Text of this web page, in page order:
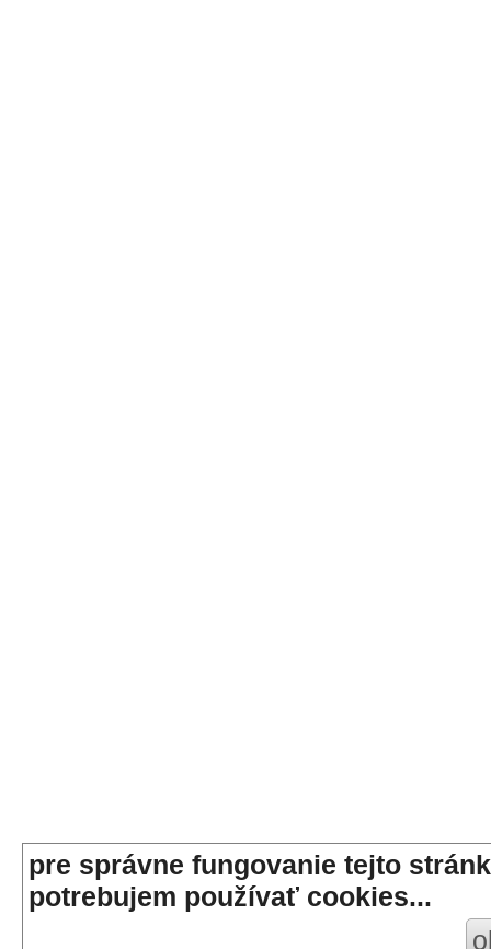
pre správne fungovanie tejto
potrebujem používať cookies...